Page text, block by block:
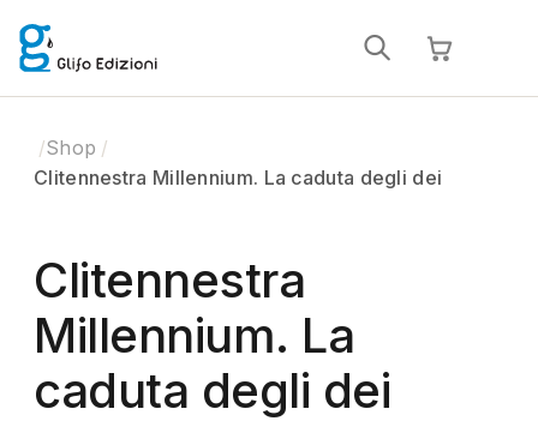
Shop
Clitennestra Millennium. La caduta degli dei
Clitennestra
Millennium. La
caduta degli dei